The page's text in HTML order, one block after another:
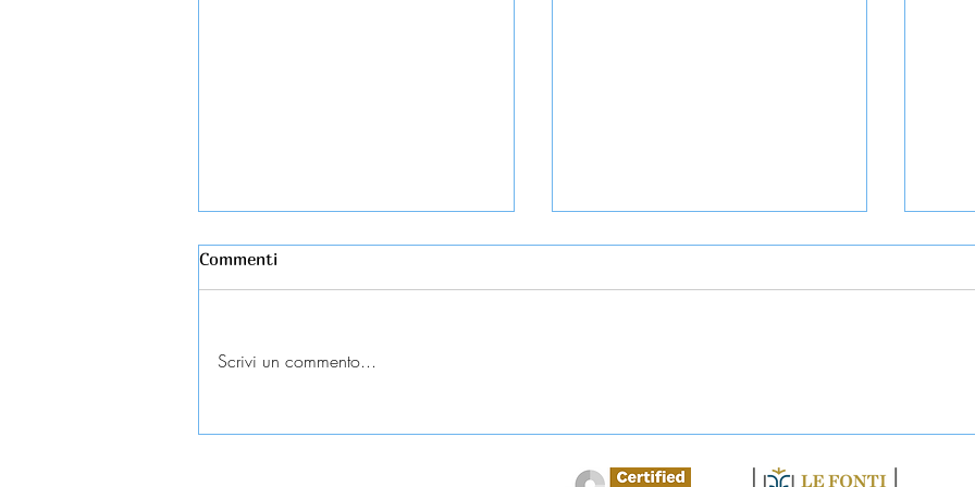
Commenti
Scrivi un commento...